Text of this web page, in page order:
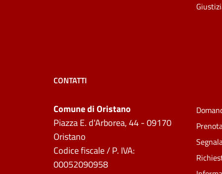
CONTATTI
Comune di Oristano
Piazza E. d'Arborea, 44 - 09170
Oristano
Codice fiscale / P. IVA:
00052090958